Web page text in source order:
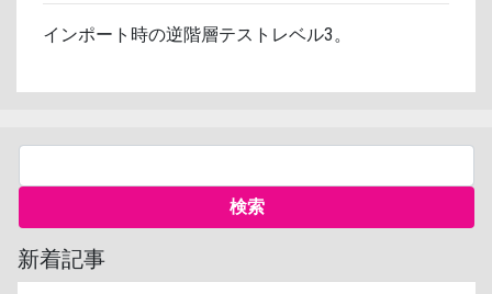
インポート時の逆階層テストレベル3。
新着記事